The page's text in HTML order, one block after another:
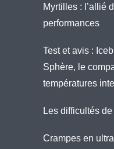
Myrtilles : l’allié
performances
Test et avis :
Sphère, le
températures
Les difficultés
Crampes en